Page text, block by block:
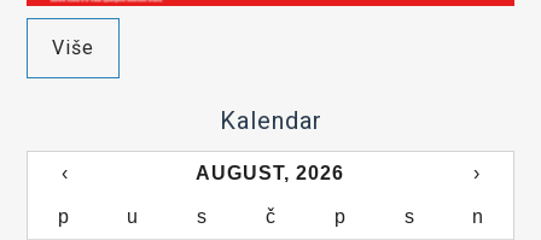
Više
Kalendar
‹ AUGUST, 2026 ›
p u s č p s n